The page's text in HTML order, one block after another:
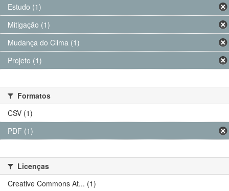
Estudo (1)
Mitigação (1)
Mudança do Clima (1)
Projeto (1)
Formatos
CSV (1)
PDF (1)
Licenças
Creative Commons At... (1)